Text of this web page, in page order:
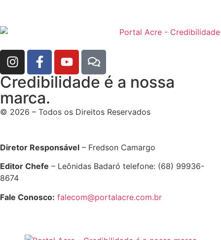
Credibilidade é a nossa
marca.
© 2026 – Todos os Direitos Reservados
Diretor Responsável – Fredson Camargo
Editor Chefe – Leônidas Badaró telefone: (68) 99936-
8674
Fale Conosco: falecom@portalacre.com.br